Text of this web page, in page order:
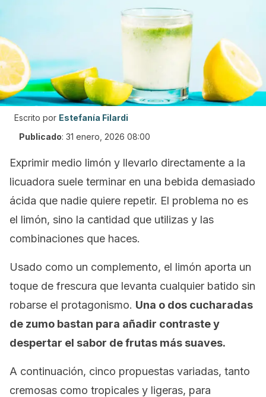
Escrito por Estefanía Filardi
Publicado: 31 enero, 2026 08:00
Exprimir medio limón y llevarlo directamente a la
licuadora suele terminar en una bebida demasiado
ácida que nadie quiere repetir. El problema no es
el limón, sino la cantidad que utilizas y las
combinaciones que haces.
Usado como un complemento, el limón aporta un
toque de frescura que levanta cualquier batido sin
robarse el protagonismo. Una o dos cucharadas
de zumo bastan para añadir contraste y
despertar el sabor de frutas más suaves.
A continuación, cinco propuestas variadas, tanto
cremosas como tropicales y ligeras, para